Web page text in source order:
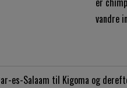
vandre
es-Salaam til Kigoma og